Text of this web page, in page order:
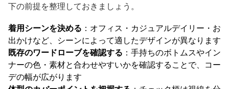
下の前提を整理しておきましょう。
着用シーンを決める ：オフィス・カジュアルデイリー・お
出かけなど、シーンによって適したデザインが異なります
既存のワードローブを確認する ：手持ちのボトムスやイン
ナーの色・素材と合わせやすいかを確認することで、コー
デの幅が広がります